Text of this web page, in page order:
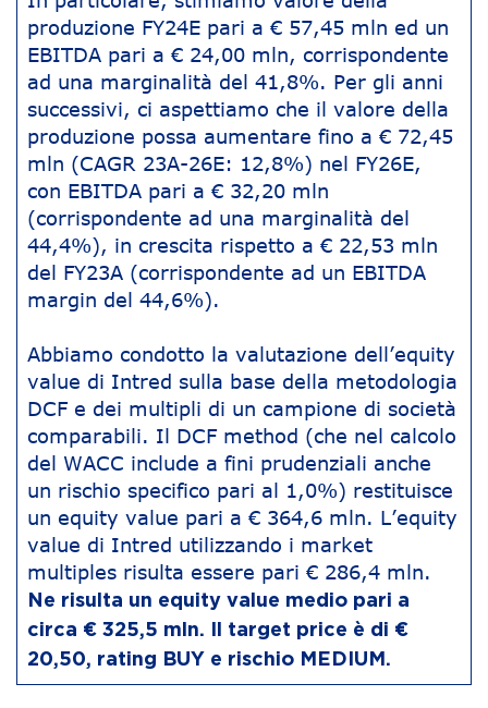
produzione FY24E pari a € 57,45 mln ed un
EBITDA pari a € 24,00 mln, corrispondente
ad una marginalità del 41,8%. Per gli anni
successivi, ci aspettiamo che il valore della
produzione possa aumentare fino a € 72,45
mln (CAGR 23A-26E: 12,8%) nel FY26E,
con EBITDA pari a € 32,20 mln
(corrispondente ad una marginalità del
44,4%), in crescita rispetto a € 22,53 mln
del FY23A (corrispondente ad un EBITDA
margin del 44,6%).
Abbiamo condotto la valutazione dell’equity
value di Intred sulla base della metodologia
DCF e dei multipli di un campione di società
comparabili. Il DCF method (che nel calcolo
del WACC include a fini prudenziali anche
un rischio specifico pari al 1,0%) restituisce
un equity value pari a € 364,6 mln. L’equity
value di Intred utilizzando i market
multiples risulta essere pari € 286,4 mln.
Ne risulta un equity value medio pari a
circa € 325,5 mln. Il target price è di €
20,50, rating BUY e rischio MEDIUM.